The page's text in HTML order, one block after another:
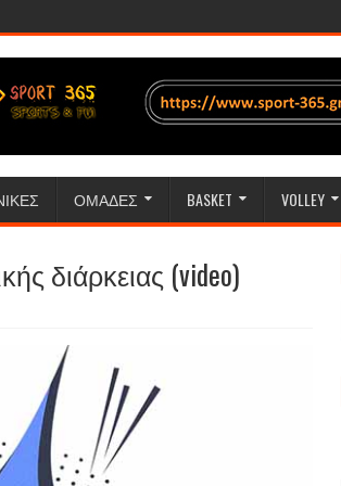
ΟΜΑΔΕΣ BASKET VOLLEY
διάρκειας (video)